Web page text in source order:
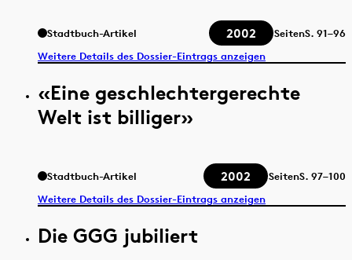
Stadtbuch-Artikel 2002 SeitenS. 91–96
Weitere Details des Dossier-Eintrags anzeigen
«Eine geschlechtergerechte
Welt ist billiger»
Stadtbuch-Artikel 2002 SeitenS. 97–100
Weitere Details des Dossier-Eintrags anzeigen
Die GGG jubiliert